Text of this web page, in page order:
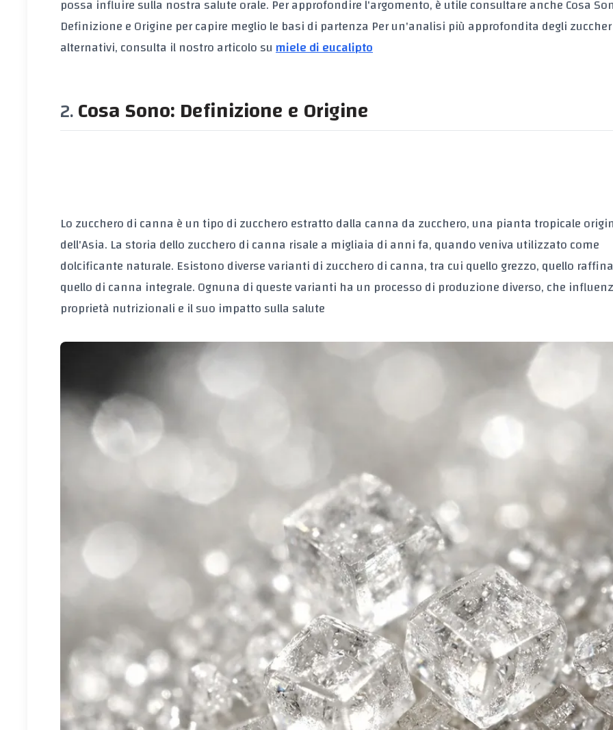
possa influire sulla nostra salute orale. Per approfondire l'argomento, è utile consultare anche Cosa
Definizione e Origine per capire meglio le basi di partenza Per un'analisi più approfondita degli
alternativi, consulta il nostro articolo sumiele di eucalipto
Cosa Sono: Definizione e Origine
Lo zucchero di canna è un tipo di zucchero estratto dalla canna da zucchero, una pianta tropicale
dell'Asia. La storia dello zucchero di canna risale a migliaia di anni fa, quando veniva utilizzato come
dolcificante naturale. Esistono diverse varianti di zucchero di canna, tra cui quello grezzo, quello
quello di canna integrale. Ognuna di queste varianti ha un processo di produzione diverso, che
proprietà nutrizionali e il suo impatto sulla salute